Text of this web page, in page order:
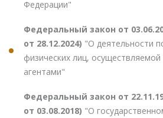
Федерации"
Федеральный закон от
от 28.12.2024) "О деятельности
физических лиц,
агентами"
Федеральный закон от
от 03.08.2018) "О